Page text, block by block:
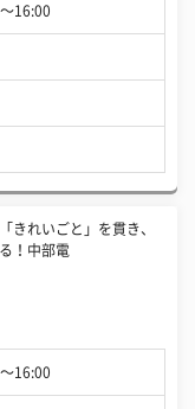
16:00
きれいごと」を貫き、
！中部電
16:00